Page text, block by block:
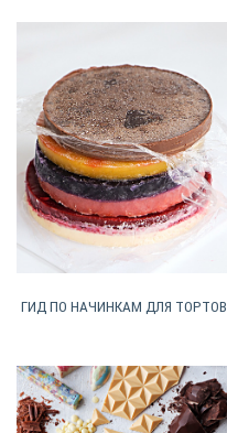
ГИД ПО НАЧИНКАМ ДЛЯ ТОРТОВ